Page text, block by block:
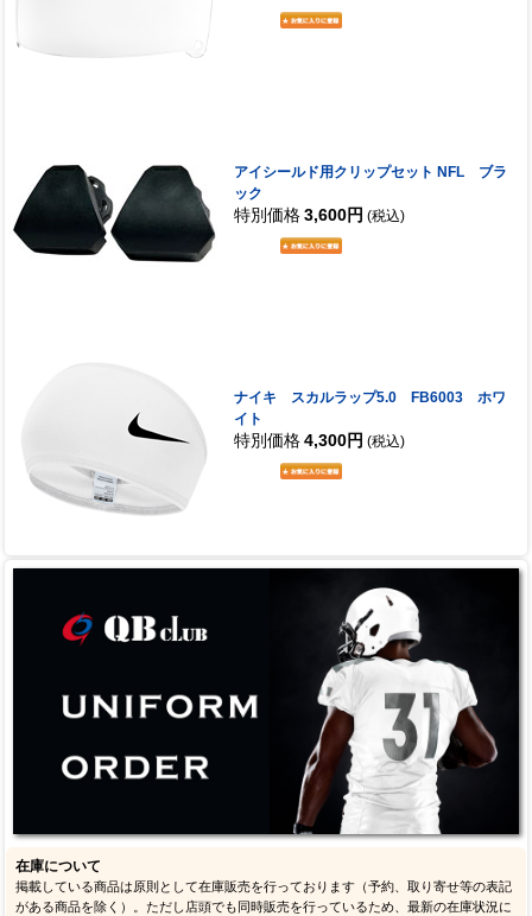
アイシールド用クリップセット NFL ブラ
ック
特別価格 3,600円 (税込)
ナイキ スカルラップ5.0 FB6003 ホワ
イト
特別価格 4,300円 (税込)
在庫について
掲載している商品は原則として在庫販売を行っております（予約、取り寄せ等の表記
がある商品を除く）。ただし店頭でも同時販売を行っているため、最新の在庫状況に